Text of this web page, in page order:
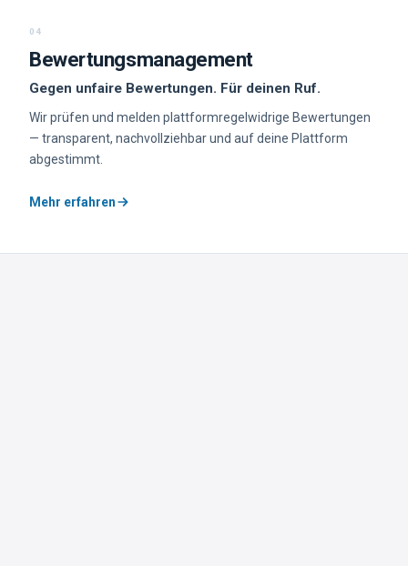
04
Bewertungsmanagement
Gegen unfaire Bewertungen. Für deinen Ruf.
Wir prüfen und melden plattformregelwidrige Bewertungen
— transparent, nachvollziehbar und auf deine Plattform
abgestimmt.
Mehr erfahren